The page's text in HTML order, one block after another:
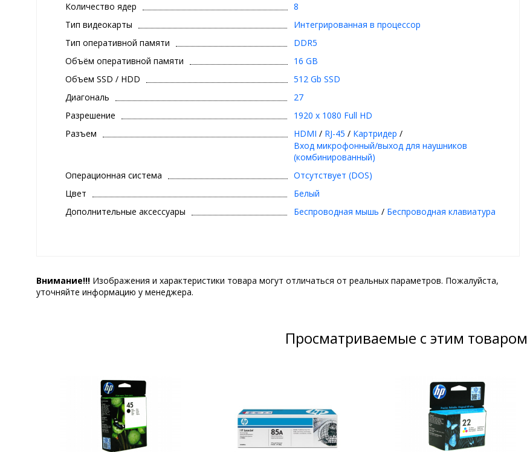
Количество ядер
8
Тип видеокарты
Интегрированная в процессор
Тип оперативной памяти
DDR5
Объём оперативной памяти
16 GB
Объем SSD / HDD
512 Gb SSD
Диагональ
27
Разрешение
1920 x 1080 Full HD
Разъем
HDMI / RJ-45 / Картридер /
Вход микрофонный/выход для наушников
(комбинированный)
Операционная система
Отсутствует (DOS)
Цвет
Белый
Дополнительные аксессуары
Беспроводная мышь / Беспроводная клавиатура
Внимание!!! Изображения и характеристики товара могут отличаться от реальных параметров. Пожалуйста,
уточняйте информацию у менеджера.
Просматриваемые с этим товаром